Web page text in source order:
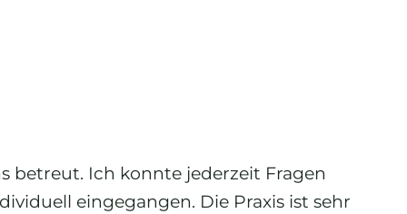
betreut. Ich konnte jederzeit Fragen
eingegangen. Die Praxis ist sehr